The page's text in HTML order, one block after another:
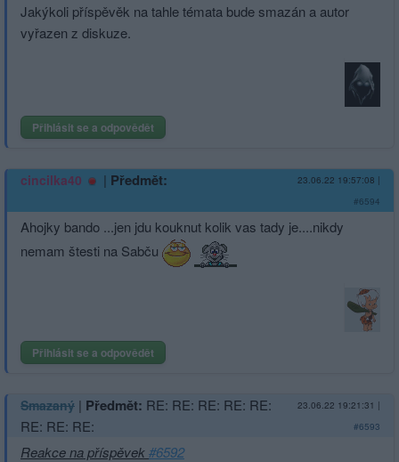
Jakýkoli příspěvěk na tahle témata bude smazán a autor
vyřazen z diskuze.
Přihlásit se a odpovědět
cincilka40 | Předmět: 23.06.22 19:57:08 |
#6594
Ahojky bando ...jen jdu kouknut kolik vas tady je....nikdy
nemam štesti na Sabču
Přihlásit se a odpovědět
Smazaný | Předmět: RE: RE: RE: RE: RE:
RE: RE: RE:
23.06.22 19:21:31 |
#6593
Reakce na příspěvek#6592